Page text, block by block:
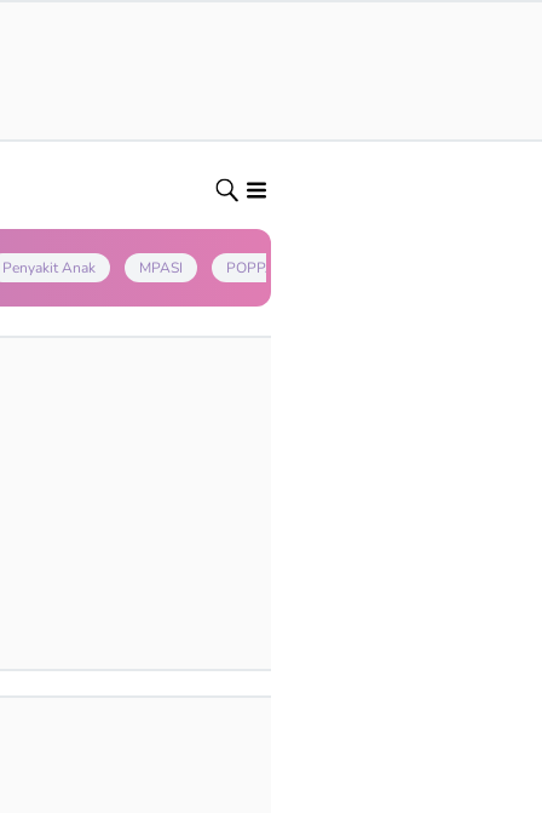
Penyakit Anak MPASI POPPAPA